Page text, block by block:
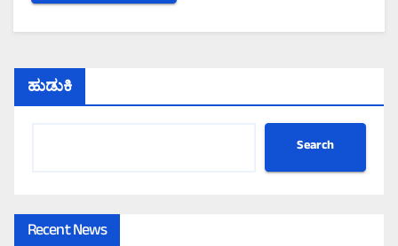
ಹುಡುಕಿ
Search
Recent News